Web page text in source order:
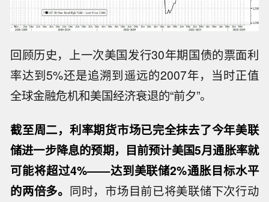
回顾历史，上一次美国发行30年期国债的票面利
率达到5%还是追溯到遥远的2007年，当时正值
全球金融危机和美国经济衰退的“前夕”。
截至周二，利率期货市场已完全抹去了今年美联
储进一步降息的预期，目前预计美国5月通胀率就
可能将超过4%——达到美联储2%通胀目标水平
的两倍多。 同时，市场目前已将美联储下次行动